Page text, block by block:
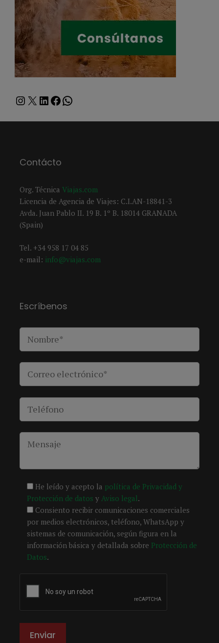
Instagram
X LinkedIn
Facebook
WhatsApp
Contácto
Org. Técnica Viajas.com
Licencia de Agencia de Viajes: C.I.AN-18841-3
Avda. Juan Pablo II. 19 B. 1º B. 18014 GRANADA
(Spain)
Tel. +34 958 17 04 85
e-mail: info@viajas.com
Escríbenos
He leído y acepto la política de Privacidad y
Protección de datos y Aviso legal.
Consiento recibir comunicaciones comerciales
por medios electrónicos, teléfono, WhatsApp y
sistemas de comunicación, según figura en la
información básica y detallada sobre Protección de
Datos.